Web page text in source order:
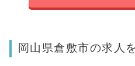
岡山県倉敷市の求人